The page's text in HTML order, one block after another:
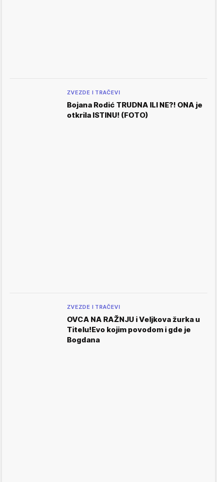
ZVEZDE I TRAČEVI
Bojana Rodić TRUDNA ILI NE?! ONA je
otkrila ISTINU! (FOTO)
ZVEZDE I TRAČEVI
OVCA NA RAŽNJU i Veljkova žurka u
Titelu!Evo kojim povodom i gde je
Bogdana